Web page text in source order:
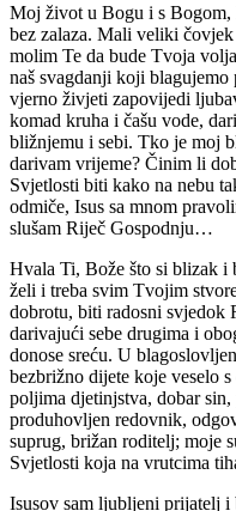
Moj život u Bogu i s Bogom,
bez zalaza. Mali veliki
molim Te da bude Tvoja
naš svagdanji koji
vjerno živjeti zapovijedi
komad kruha i čašu vode,
bližnjemu i sebi. Tko je moj
darivam vrijeme? Činim li
Svjetlosti biti kako na nebu
odmiče, Isus sa mnom
slušam Riječ Gospodnju…
Hvala Ti, Bože što si blizak i
želi i treba svim Tvojim
dobrotu, biti radosni svjedok
darivajući sebe drugima i
donose sreću. U
bezbrižno dijete koje veselo
poljima djetinjstva, dobar
produhovljen redovnik,
suprug, brižan roditelj; moje
Svjetlosti koja na vrutcima
Isusov sam ljubljeni prijatelj i